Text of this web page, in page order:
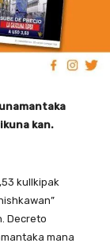
kan.
kullkipak
Decreto
mana